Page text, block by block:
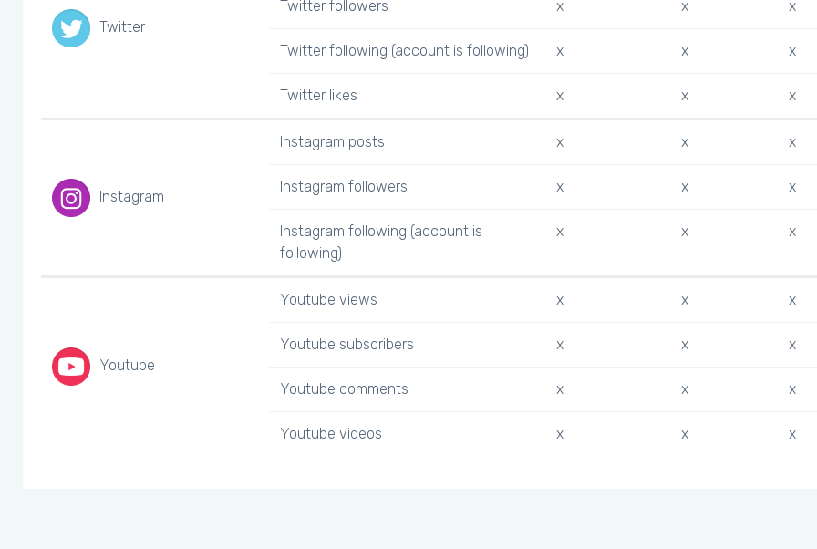
Twitter
Twitter followers x x x
Twitter following (account is following) x x x
Twitter likes x x x
Instagram
Instagram posts x x x
Instagram followers x x x
Instagram following (account is
following)
x x x
Youtube
Youtube views x x x
Youtube subscribers x x x
Youtube comments x x x
Youtube videos x x x